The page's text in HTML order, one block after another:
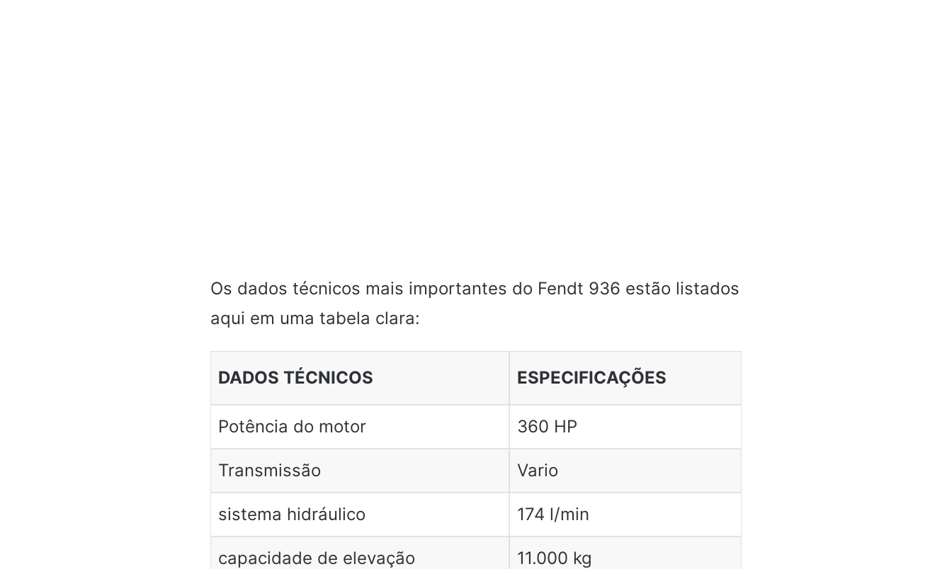
Os dados técnicos mais importantes do Fendt 936 estão listados
aqui em uma tabela clara:
DADOS TÉCNICOS ESPECIFICAÇÕES
Potência do motor 360 HP
Transmissão Vario
sistema hidráulico 174 l/min
capacidade de elevação 11.000 kg